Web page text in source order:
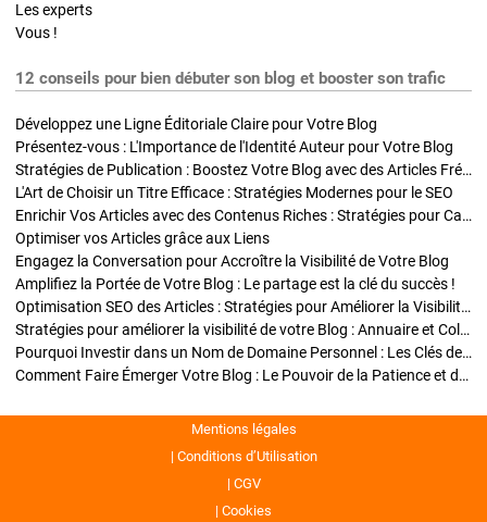
Les experts
Vous !
12 conseils pour bien débuter son blog et booster son trafic
Développez une Ligne Éditoriale Claire pour Votre Blog
Présentez-vous : L'Importance de l'Identité Auteur pour Votre Blog
Stratégies de Publication : Boostez Votre Blog avec des Articles Fréquents et Exclusifs
L'Art de Choisir un Titre Efficace : Stratégies Modernes pour le SEO
Enrichir Vos Articles avec des Contenus Riches : Stratégies pour Captiver et Optimiser
Optimiser vos Articles grâce aux Liens
Engagez la Conversation pour Accroître la Visibilité de Votre Blog
Amplifiez la Portée de Votre Blog : Le partage est la clé du succès !
Optimisation SEO des Articles : Stratégies pour Améliorer la Visibilité de Votre Blog
Stratégies pour améliorer la visibilité de votre Blog : Annuaire et Collaborations
Pourquoi Investir dans un Nom de Domaine Personnel : Les Clés de la Réussite de Votre Blog
Comment Faire Émerger Votre Blog : Le Pouvoir de la Patience et de la Persévérance
Mentions légales
Conditions d’Utilisation
CGV
Cookies